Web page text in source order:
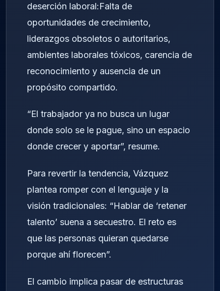
deserción laboral:Falta de
oportunidades de crecimiento,
liderazgos obsoletos o autoritarios,
ambientes laborales tóxicos, carencia de
reconocimiento y ausencia de un
propósito compartido.
“El trabajador ya no busca un lugar
donde solo se le pague, sino un espacio
donde crecer y aportar”, resume.
Para revertir la tendencia, Vázquez
plantea romper con el lenguaje y la
visión tradicionales: “Hablar de ‘retener
talento’ suena a secuestro. El reto es
que las personas quieran quedarse
porque ahí florecen”.
El cambio implica pasar de estructuras